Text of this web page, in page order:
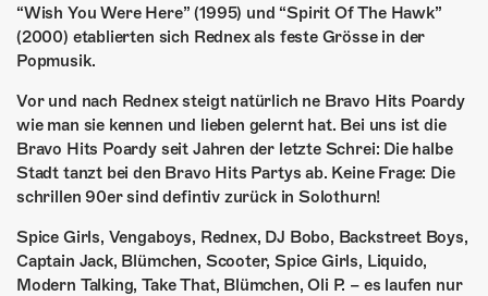
“Wish You Were Here” (1995) und “Spirit Of The Hawk”
(2000) etablierten sich Rednex als feste Grösse in der
Popmusik.
Vor und nach Rednex steigt natürlich ne Bravo Hits Poardy
wie man sie kennen und lieben gelernt hat. Bei uns ist die
Bravo Hits Poardy seit Jahren der letzte Schrei: Die halbe
Stadt tanzt bei den Bravo Hits Partys ab. Keine Frage: Die
schrillen 90er sind defintiv zurück in Solothurn!
Spice Girls, Vengaboys, Rednex, DJ Bobo, Backstreet Boys,
Captain Jack, Blümchen, Scooter, Spice Girls, Liquido,
Modern Talking, Take That, Blümchen, Oli P. – es laufen nur